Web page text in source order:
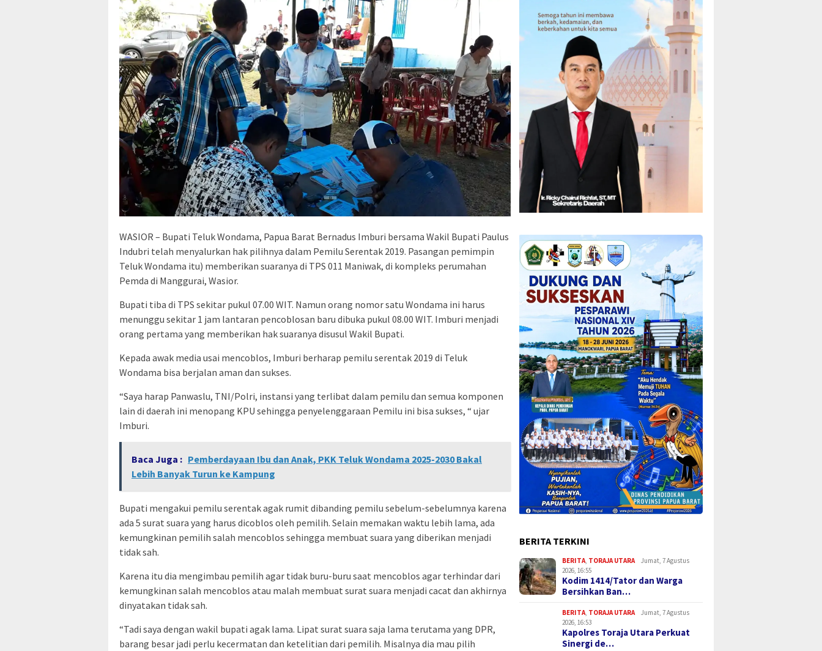
WASIOR – Bupati Teluk Wondama, Papua Barat Bernadus Imburi bersama Wakil Bupati Paulus
Indubri telah menyalurkan hak pilihnya dalam Pemilu Serentak 2019. Pasangan pemimpin
Teluk Wondama itu) memberikan suaranya di TPS 011 Maniwak, di kompleks perumahan
Pemda di Manggurai, Wasior.
Bupati tiba di TPS sekitar pukul 07.00 WIT. Namun orang nomor satu Wondama ini harus
menunggu sekitar 1 jam lantaran pencoblosan baru dibuka pukul 08.00 WIT. Imburi menjadi
orang pertama yang memberikan hak suaranya disusul Wakil Bupati.
Kepada awak media usai mencoblos, Imburi berharap pemilu serentak 2019 di Teluk
Wondama bisa berjalan aman dan sukses.
“Saya harap Panwaslu, TNI/Polri, instansi yang terlibat dalam pemilu dan semua komponen
lain di daerah ini menopang KPU sehingga penyelenggaraan Pemilu ini bisa sukses, “ ujar
Imburi.
Baca Juga : Pemberdayaan Ibu dan Anak, PKK Teluk Wondama 2025-2030 Bakal
Lebih Banyak Turun ke Kampung
Bupati mengakui pemilu serentak agak rumit dibanding pemilu sebelum-sebelumnya karena
ada 5 surat suara yang harus dicoblos oleh pemilih. Selain memakan waktu lebih lama, ada
kemungkinan pemilih salah mencoblos sehingga membuat suara yang diberikan menjadi
tidak sah.
Karena itu dia mengimbau pemilih agar tidak buru-buru saat mencoblos agar terhindar dari
kemungkinan salah mencoblos atau malah membuat surat suara menjadi cacat dan akhirnya
dinyatakan tidak sah.
“Tadi saya dengan wakil bupati agak lama. Lipat surat suara saja lama terutama yang DPR,
barang besar jadi perlu kecermatan dan ketelitian dari pemilih. Misalnya dia mau pilih
BERITA TERKINI
BERITA TORAJA UTARA
Jumat, 7 Agustus
2026, 16:55
Kodim 1414/Tator dan Warga
Bersihkan Ban…
BERITA TORAJA UTARA
Jumat, 7 Agustus
2026, 16:53
Kapolres Toraja Utara Perkuat
Sinergi de…